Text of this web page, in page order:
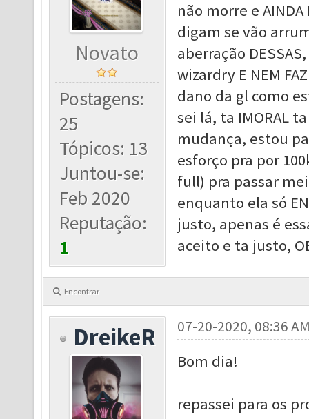
Novato
Postagens:
25
Tópicos: 13
Juntou-se:
Feb 2020
Reputação:
1
não morre e
digam se vão
aberração
wizardry E NEM
dano da gl como
sei lá, ta IMORAL
mudança, estou
esforço pra por
full) pra passar
enquanto ela só
justo, apenas é
aceito e ta justo,
Encontrar
DreikeR 07-20-2020, 08:36
Bom dia!
repassei para os